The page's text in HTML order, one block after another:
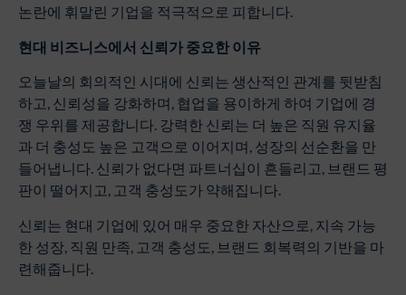
논란에 휘말린 기업을 적극적으로 피합니다.
현대 비즈니스에서 신뢰가 중요한 이유
오늘날의 회의적인 시대에 신뢰는 생산적인 관계를 뒷받침
하고, 신뢰성을 강화하며, 협업을 용이하게 하여 기업에 경
쟁 우위를 제공합니다. 강력한 신뢰는 더 높은 직원 유지율
과 더 충성도 높은 고객으로 이어지며, 성장의 선순환을 만
들어냅니다. 신뢰가 없다면 파트너십이 흔들리고, 브랜드 평
판이 떨어지고, 고객 충성도가 약해집니다.
신뢰는 현대 기업에 있어 매우 중요한 자산으로, 지속 가능
한 성장, 직원 만족, 고객 충성도, 브랜드 회복력의 기반을 마
련해줍니다.